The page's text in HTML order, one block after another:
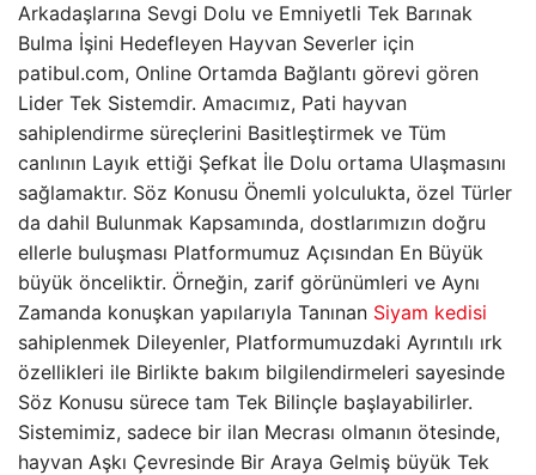
Arkadaşlarına Sevgi Dolu ve Emniyetli Tek Barınak
Bulma İşini Hedefleyen Hayvan Severler için
patibul.com, Online Ortamda Bağlantı görevi gören
Lider Tek Sistemdir. Amacımız, Pati hayvan
sahiplendirme süreçlerini Basitleştirmek ve Tüm
canlının Layık ettiği Şefkat İle Dolu ortama Ulaşmasını
sağlamaktır. Söz Konusu Önemli yolculukta, özel Türler
da dahil Bulunmak Kapsamında, dostlarımızın doğru
ellerle buluşması Platformumuz Açısından En Büyük
büyük önceliktir. Örneğin, zarif görünümleri ve Aynı
Zamanda konuşkan yapılarıyla Tanınan Siyam kedisi
sahiplenmek Dileyenler, Platformumuzdaki Ayrıntılı ırk
özellikleri ile Birlikte bakım bilgilendirmeleri sayesinde
Söz Konusu sürece tam Tek Bilinçle başlayabilirler.
Sistemimiz, sadece bir ilan Mecrası olmanın ötesinde,
hayvan Aşkı Çevresinde Bir Araya Gelmiş büyük Tek